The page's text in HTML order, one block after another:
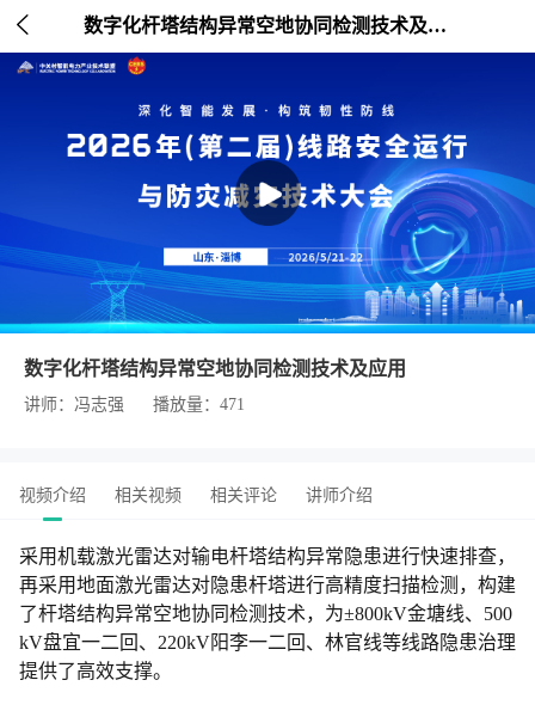
 数字化杆塔结构异常空地协同检测技术及应用
数字化杆塔结构异常空地协同检测技术及应用
讲师：冯志强 播放量：471
视频介绍 相关视频 相关评论 讲师介绍
采用机载激光雷达对输电杆塔结构异常隐患进行快速排查，
再采用地面激光雷达对隐患杆塔进行高精度扫描检测，构建
了杆塔结构异常空地协同检测技术，为±800kV金塘线、500
kV盘宜一二回、220kV阳李一二回、林官线等线路隐患治理
提供了高效支撑。